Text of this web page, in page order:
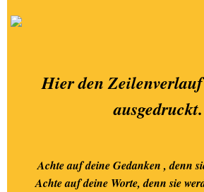
2024
Hier den
ausgedruckt.
Achte auf deine Gedanken , denn
Achte auf deine Worte, denn sie